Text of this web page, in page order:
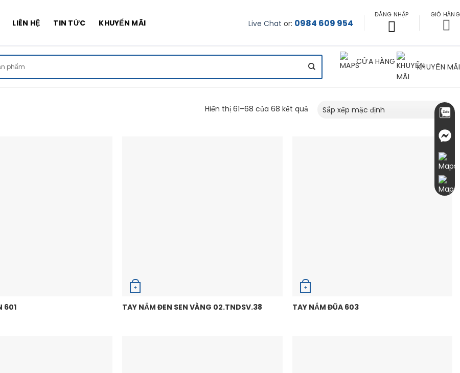
LIÊN HỆ TIN TỨC KHUYẾN MÃI Live Chat or: 0984 609 954
ĐĂNG NHẬP GIỎ HÀNG
CỬA HÀNG
KHUYẾN MÃI
Hiển thị 61–68 của 68 kết quả
601
+
TAY NẮM ĐEN SEN VÀNG 02.TNDSV.38
+
TAY NẮM ĐŨA 603